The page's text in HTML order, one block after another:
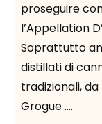
proseguire
l’Appellation
Soprattutto
distillati di
tradizionali,
Grogue ….